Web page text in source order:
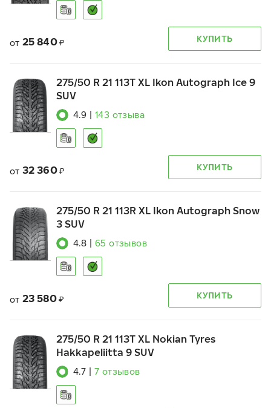
от 25 840 ₽ КУПИТЬ
275/50 R 21 113T XL Ikon Autograph Ice 9
SUV
4.9 143 отзыва
от 32 360 ₽ КУПИТЬ
275/50 R 21 113R XL Ikon Autograph Snow
3 SUV
4.8 65 отзывов
от 23 580 ₽ КУПИТЬ
275/50 R 21 113T XL Nokian Tyres
Hakkapeliitta 9 SUV
4.7 7 отзывов